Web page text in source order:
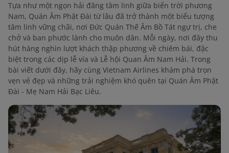
Tựa như một ngọn hải đăng tâm linh giữa biển trời phương
Nam, Quán Âm Phật Đài từ lâu đã trở thành một biểu tượng
tâm linh vững chãi, nơi Đức Quán Thế Âm Bồ Tát ngự trị, che
chở và ban phước lành cho muôn dân. Mỗi ngày, nơi đây thu
hút hàng nghìn lượt khách thập phương về chiêm bái, đặc
biệt trong các dịp lễ vía và Lễ hội Quan Âm Nam Hải. Trong
bài viết dưới đây, hãy cùng Vietnam Airlines khám phá trọn
vẹn vẻ đẹp và những trải nghiệm khó quên tại Quán Âm Phật
Đài - Mẹ Nam Hải Bạc Liêu.